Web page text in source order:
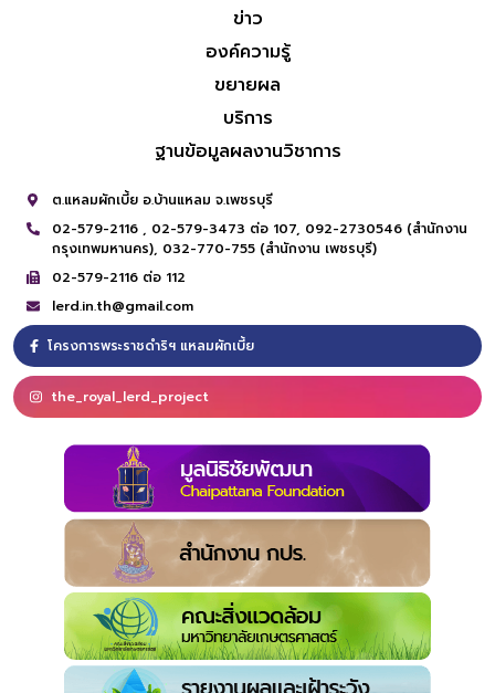
ข่าว
องค์ความรู้
ขยายผล
บริการ
ฐานข้อมูลผลงานวิชาการ
ต.แหลมผักเบี้ย อ.บ้านแหลม จ.เพชรบุรี
02-579-2116 , 02-579-3473 ต่อ 107, 092-2730546 (สำนักงาน
กรุงเทพมหานคร), 032-770-755 (สำนักงาน เพชรบุรี)
02-579-2116 ต่อ 112
lerd.in.th@gmail.com
โครงการพระราชดำริฯ แหลมผักเบี้ย
the_royal_lerd_project